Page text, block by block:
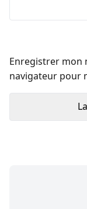
Enregistrer mon
navigateur pour